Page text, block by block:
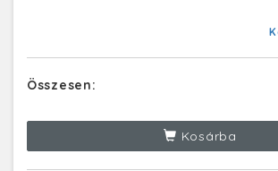
Összesen:
Kosárba